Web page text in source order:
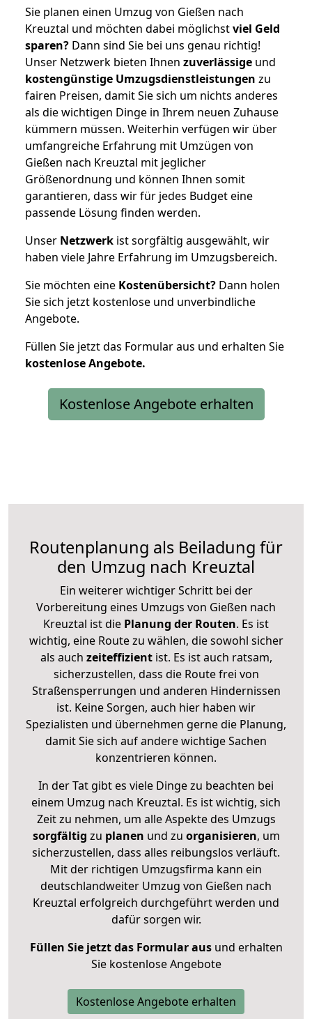
Sie planen einen Umzug von Gießen nach
Kreuztal und möchten dabei möglichstviel Geld
sparen? Dann sind Sie bei uns genau richtig!
Unser Netzwerk bieten Ihnen zuverlässige und
kostengünstige Umzugsdienstleistungen zu
fairen Preisen, damit Sie sich um nichts anderes
als die wichtigen Dinge in Ihrem neuen Zuhause
kümmern müssen. Weiterhin verfügen wir über
umfangreiche Erfahrung mit Umzügen von
Gießen nach Kreuztal mit jeglicher
Größenordnung und können Ihnen somit
garantieren, dass wir für jedes Budget eine
passende Lösung finden werden.
Unser Netzwerk ist sorgfältig ausgewählt, wir
haben viele Jahre Erfahrung im Umzugsbereich.
Sie möchten eine Kostenübersicht? Dann holen
Sie sich jetzt kostenlose und unverbindliche
Angebote.
Füllen Sie jetzt das Formular aus und erhalten Sie
kostenloseAngebote.
Kostenlose Angebote erhalten
Routenplanung als Beiladung für
den Umzug nach Kreuztal
Ein weiterer wichtiger Schritt bei der
Vorbereitung eines Umzugs von Gießen nach
Kreuztal ist die Planung der Routen. Es ist
wichtig, eine Route zu wählen, die sowohl sicher
als auch zeiteffizientist. Es ist auch ratsam,
sicherzustellen, dass die Route frei von
Straßensperrungen und anderen Hindernissen
ist. Keine Sorgen, auch hier haben wir
Spezialisten und übernehmen gerne die Planung,
damit Sie sich auf andere wichtige Sachen
konzentrieren können.
In der Tat gibt es viele Dinge zu beachten bei
einem Umzug nach Kreuztal. Es ist wichtig, sich
Zeit zu nehmen, um alle Aspekte des Umzugs
sorgfältig zu planen und zu organisieren, um
sicherzustellen, dass alles reibungslos verläuft.
Mit der richtigen Umzugsfirma kann ein
deutschlandweiter Umzug von Gießen nach
Kreuztal erfolgreich durchgeführt werden und
dafür sorgen wir.
Füllen Sie jetzt das Formular ausund erhalten
Sie kostenlose Angebote
Kostenlose Angebote erhalten